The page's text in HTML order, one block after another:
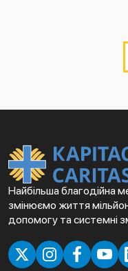
Найбільша благодійна
змінюємо життя
допомогу та системні